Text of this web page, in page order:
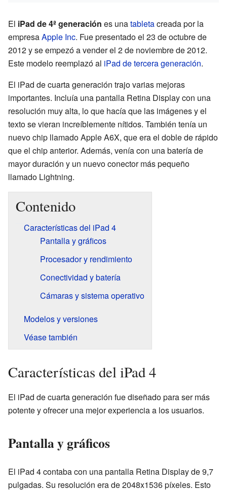
El iPad de 4ª generación es unatabletacreada por la
empresaApple Inc. Fue presentado el 23 de octubre de
2012 y se empezó a vender el 2 de noviembre de 2012.
Este modelo reemplazó al iPad de tercera generación.
El iPad de cuarta generación trajo varias mejoras
importantes. Incluía una pantalla Retina Display con una
resolución muy alta, lo que hacía que las imágenes y el
texto se vieran increíblemente nítidos. También tenía un
nuevo chip llamado Apple A6X, que era el doble de rápido
que el chip anterior. Además, venía con una batería de
mayor duración y un nuevo conector más pequeño
llamado Lightning.
Contenido
Características del iPad 4
Pantalla y gráficos
Procesador y rendimiento
Conectividad y batería
Cámaras y sistema operativo
Modelos y versiones
Véase también
Características del iPad 4
El iPad de cuarta generación fue diseñado para ser más
potente y ofrecer una mejor experiencia a los usuarios.
Pantalla y gráficos
El iPad 4 contaba con una pantalla Retina Display de 9,7
pulgadas. Su resolución era de 2048x1536 píxeles. Esto